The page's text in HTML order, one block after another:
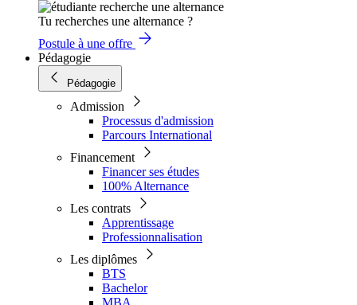
Tu recherches une alternance ?
Postule à une offre
Pédagogie
Pédagogie
Admission
Processus d'admission
Parcours International
Financement
Financer ses études
100% Alternance
Les contrats
Apprentissage
Professionnalisation
Les diplômes
BTS
Bachelor
MBA